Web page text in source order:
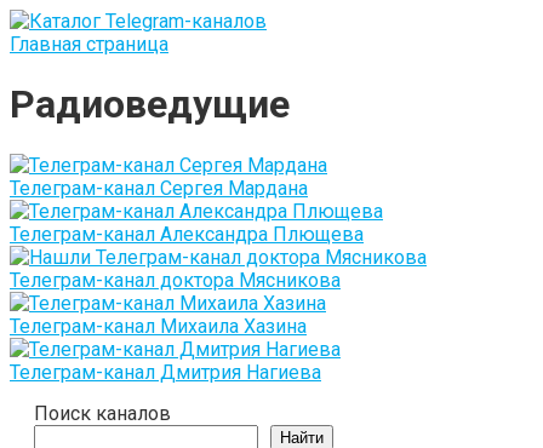
Перейти
к
Главная страница
Радиоведущие
Телеграм-канал Сергея Мардана
Телеграм-канал Александра Плющева
Телеграм-канал доктора Мясникова
Телеграм-канал Михаила Хазина
Телеграм-канал Дмитрия Нагиева
Поиск каналов
Найти